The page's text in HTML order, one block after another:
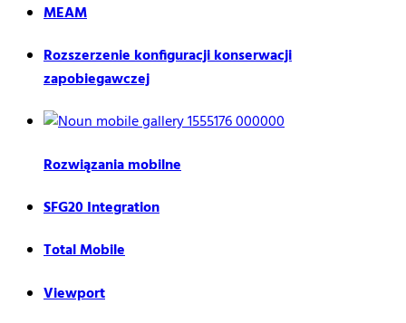
MEAM
Rozszerzenie konfiguracji konserwacji
zapobiegawczej
Rozwiązania mobilne
SFG20 Integration
Total Mobile
Viewport